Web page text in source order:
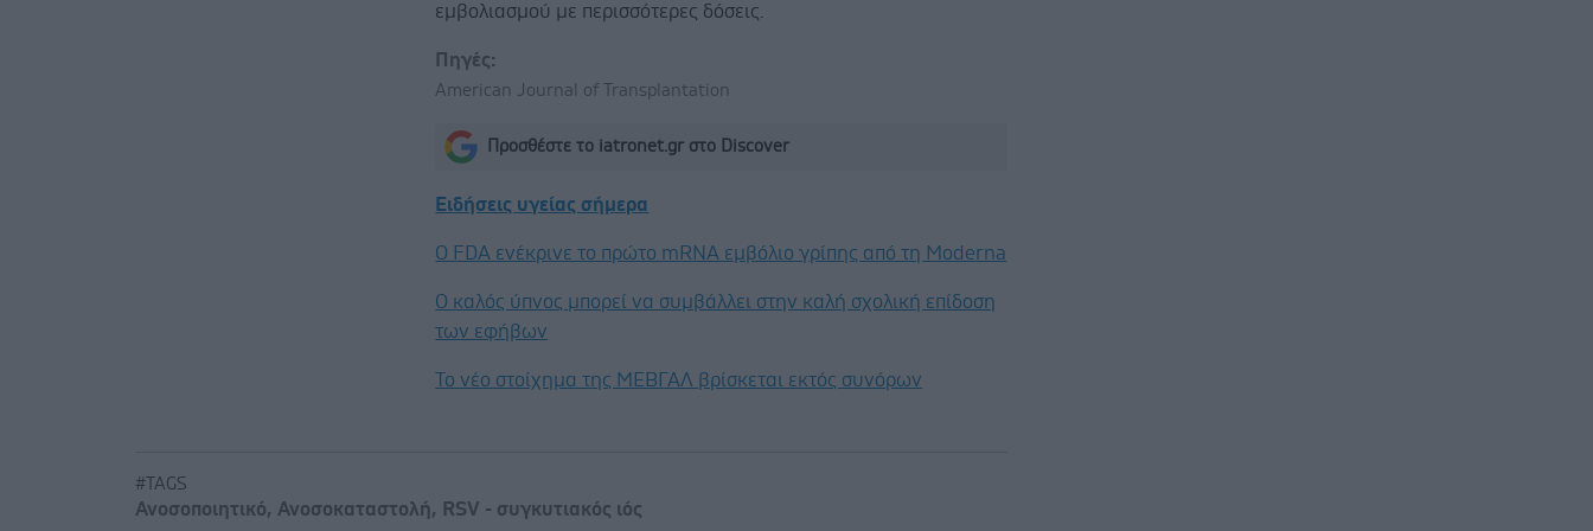
εμβολιασμού με περισσότερες δόσεις.
Πηγές:
American Journal of Transplantation
Προσθέστε το iatronet.gr στο Discover
Ειδήσεις υγείας σήμερα
Ο FDA ενέκρινε το πρώτο mRNA εμβόλιο γρίπης από τη Moderna
Ο καλός ύπνος μπορεί να συμβάλλει στην καλή σχολική επίδοση
των εφήβων
Το νέο στοίχημα της ΜΕΒΓΑΛ βρίσκεται εκτός συνόρων
#TAGS
Ανοσοποιητικό, Ανοσοκαταστολή, RSV - συγκυτιακός ιός